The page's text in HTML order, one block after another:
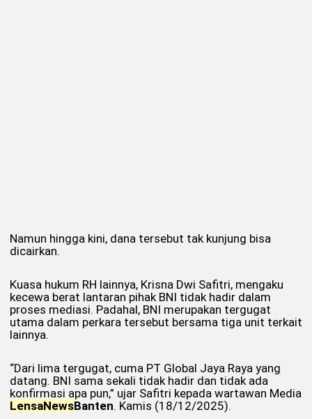
Namun hingga kini, dana tersebut tak kunjung bisa
dicairkan.
Kuasa hukum RH lainnya, Krisna Dwi Safitri, mengaku
kecewa berat lantaran pihak BNI tidak hadir dalam
proses mediasi. Padahal, BNI merupakan tergugat
utama dalam perkara tersebut bersama tiga unit terkait
lainnya.
“Dari lima tergugat, cuma PT Global Jaya Raya yang
datang. BNI sama sekali tidak hadir dan tidak ada
konfirmasi apa pun,” ujar Safitri kepada wartawan Media
LensaNewsBanten. Kamis (18/12/2025).